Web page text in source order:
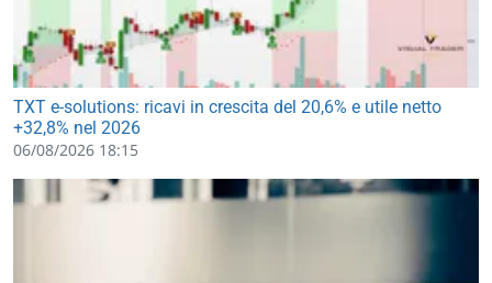
TXT e-solutions: ricavi in crescita del 20,6% e utile netto
+32,8% nel 2026
06/08/2026 18:15